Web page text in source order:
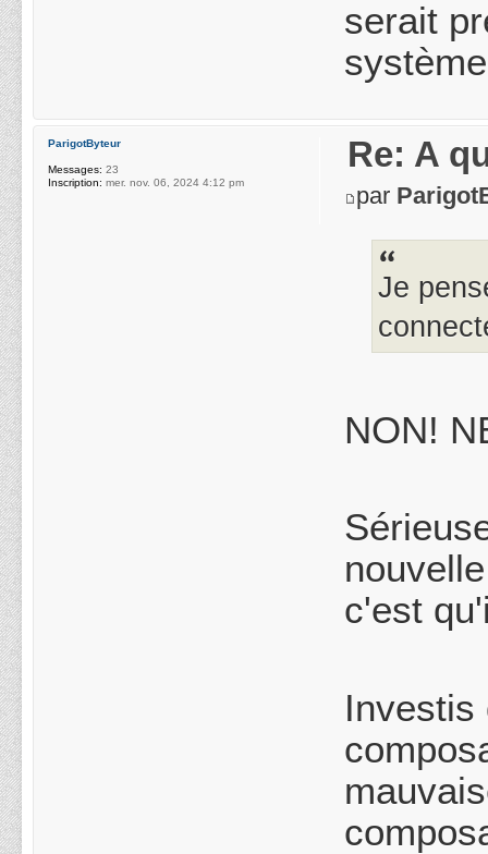
serait
Re: A
par
Je
NON!
c'est
Investis
ParigotByteur
Messages: 23
Inscription: mer. nov. 06, 2024 4:12 pm